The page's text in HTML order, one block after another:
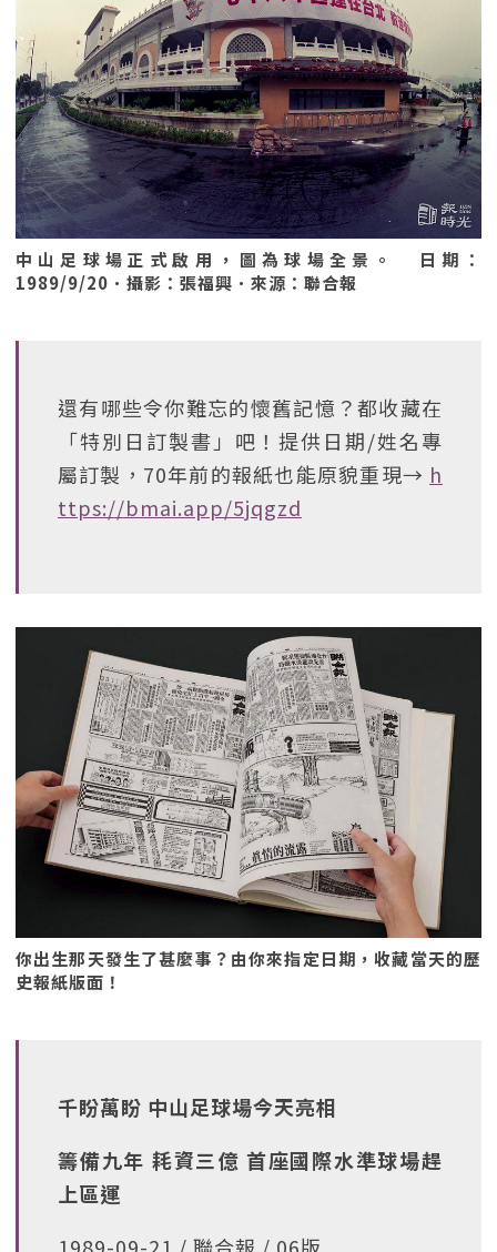
中山足球場正式啟用，圖為球場全景。 日期：
1989/9/20．攝影：張福興．來源：聯合報
還有哪些令你難忘的懷舊記憶？都收藏在
「特別日訂製書」吧！提供日期/姓名專
屬訂製，70年前的報紙也能原貌重現→ h
ttps://bmai.app/5jqgzd
你出生那天發生了甚麼事？由你來指定日期，收藏當天的歷
史報紙版面！
千盼萬盼 中山足球場今天亮相
籌備九年 耗資三億 首座國際水準球場趕
上區運